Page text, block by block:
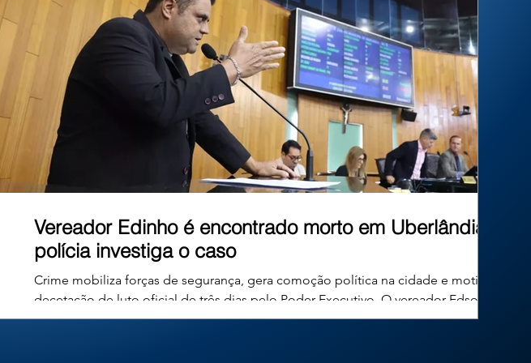
inéditos. Mas afinal, existe algum limite para
essa criatividade? No Brasil, um
Vereador Edinho é encontrado morto em Uberlândia;
polícia investiga o caso
Crime mobiliza forças de segurança, gera comoção política na cidade e motiva
decetação de luto oficial de três dias pelo Poder Executivo. O vereador Edson
Carvalho Ferreira, de 49 anos, conhecido publicamente como Edinho Combate ao